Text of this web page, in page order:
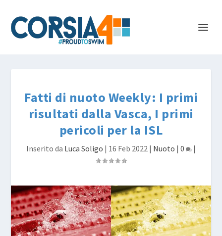
Fatti di nuoto Weekly: I primi
risultati dalla Vasca, I primi
pericoli per la ISL
Inserito da Luca Soligo | 16 Feb 2022 | Nuoto | 0 |